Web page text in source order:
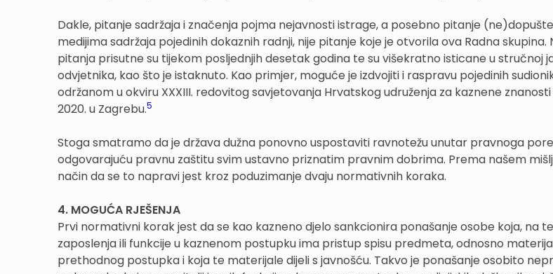
Dakle, pitanje sadržaja i značenja pojma nejavnosti istrage, a posebno pitanje
medijima sadržaja pojedinih dokaznih radnji, nije pitanje koje je otvorila ova Radna
pitanja prisutne su tijekom posljednjih desetak godina te su višekratno isticane u stručnoj
odvjetnika, kao što je istaknuto. Kao primjer, moguće je izdvojiti i raspravu pojedinih
održanom u okviru XXXIII. redovitog savjetovanja Hrvatskog udruženja za kaznene
2020. u Zagrebu.5
Stoga smatramo da je država dužna ponovno uspostaviti ravnotežu unutar pravnoga
odgovarajuću pravnu zaštitu svim ustavno priznatim pravnim dobrima. Prema našem
način da se to napravi jest kroz poduzimanje dvaju normativnih koraka.
4. MOGUĆA RJEŠENJA
Prvi normativni korak jest da se kao kazneno djelo sankcionira ponašanje osobe koja, na
zaposlenja ili funkcije u kaznenom postupku ima pristup spisu predmeta, odnosno
prethodnog postupka i koja te materijale dijeli s javnošću. Takvo je ponašanje osobito